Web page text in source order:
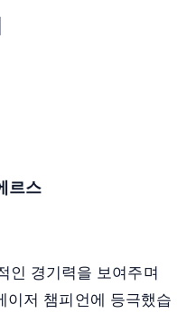
르스
인 경기력을 보여주며
저 챔피언에 등극했습